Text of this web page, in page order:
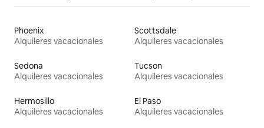
Phoenix
Alquileres vacacionales
Scottsdale
Alquileres vacacionales
Sedona
Alquileres vacacionales
Tucson
Alquileres vacacionales
Hermosillo
Alquileres vacacionales
El Paso
Alquileres vacacionales